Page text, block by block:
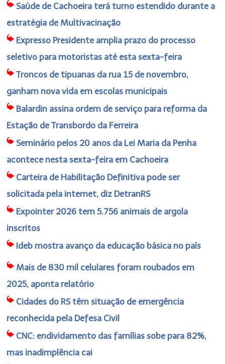
Saúde de Cachoeira terá turno estendido durante a
estratégia de Multivacinação
Expresso Presidente amplia prazo do processo
seletivo para motoristas até esta sexta-feira
Troncos de tipuanas da rua 15 de novembro,
ganham nova vida em escolas municipais
Balardin assina ordem de serviço para reforma da
Estação de Transbordo da Ferreira
Seminário pelos 20 anos da Lei Maria da Penha
acontece nesta sexta-feira em Cachoeira
Carteira de Habilitação Definitiva pode ser
solicitada pela internet, diz DetranRS
Expointer 2026 tem 5.756 animais de argola
inscritos
Ideb mostra avanço da educação básica no país
Mais de 830 mil celulares foram roubados em
2025, aponta relatório
Cidades do RS têm situação de emergência
reconhecida pela Defesa Civil
CNC: endividamento das famílias sobe para 82%,
mas inadimplência cai